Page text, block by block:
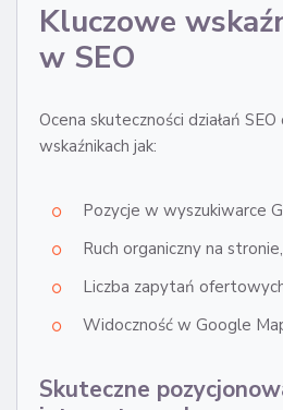
Kluczowe
w SEO
Ocena skuteczności działań
wskaźnikach jak:
Pozycje w wyszukiwarce
Ruch organiczny na stronie,
Liczba zapytań
Widoczność w Google
Skuteczne